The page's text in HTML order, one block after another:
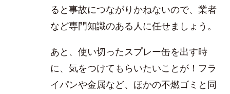
ると事故につながりかねないので、業者
など専門知識のある人に任せましょう。
あと、使い切ったスプレー缶を出す時
に、気をつけてもらいたいことが！フラ
イパンや金属など、ほかの不燃ゴミと同